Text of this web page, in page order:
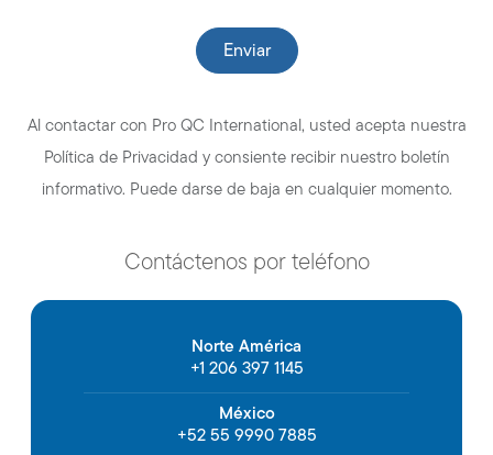
Al contactar con Pro QC International, usted acepta nuestra
Política de Privacidad y consiente recibir nuestro boletín
informativo. Puede darse de baja en cualquier momento.
Contáctenos por teléfono
Norte América
+1 206 397 1145
México
+52 55 9990 7885